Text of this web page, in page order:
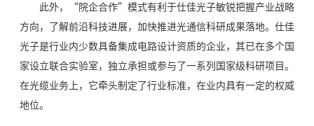
此外，“院企合作”模式有利于仕佳光子敏锐把握产业战略
方向，了解前沿科技进展，加快推进光通信科研成果落地。仕佳
光子是行业内少数具备集成电路设计资质的企业，其已在多个国
家设立联合实验室，独立承担或参与了一系列国家级科研项目。
在光缆业务上，它牵头制定了行业标准，在业内具有一定的权威
地位。